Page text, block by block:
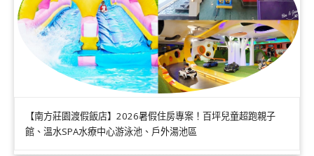
【南方莊園渡假飯店】2026暑假住房專案！百坪兒童超跑親子
館、溫水SPA水療中心游泳池、戶外湯池區